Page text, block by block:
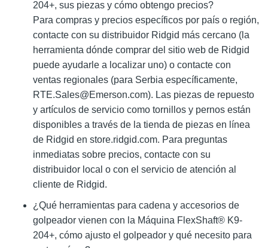
204+, sus piezas y cómo obtengo precios?
Para compras y precios específicos por país o región,
contacte con su distribuidor Ridgid más cercano (la
herramienta dónde comprar del sitio web de Ridgid
puede ayudarle a localizar uno) o contacte con
ventas regionales (para Serbia específicamente,
RTE.Sales@Emerson.com). Las piezas de repuesto
y artículos de servicio como tornillos y pernos están
disponibles a través de la tienda de piezas en línea
de Ridgid en store.ridgid.com. Para preguntas
inmediatas sobre precios, contacte con su
distribuidor local o con el servicio de atención al
cliente de Ridgid.
¿Qué herramientas para cadena y accesorios de
golpeador vienen con la Máquina FlexShaft® K9-
204+, cómo ajusto el golpeador y qué necesito para